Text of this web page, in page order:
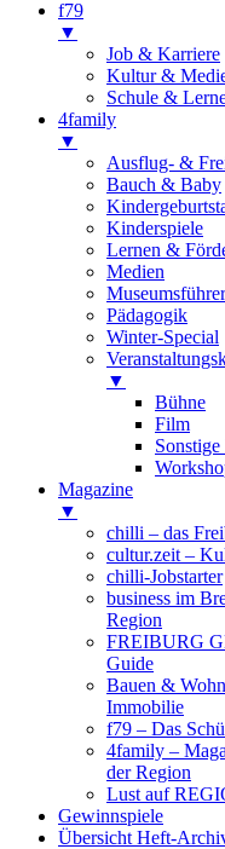
f79
▼
Job & Karriere
Kultur &
Schule &
4family
▼
Ausflug- &
Bauch & Baby
Kinderspiele
Lernen &
Medien
Museumsführer
Pädagogik
Winter-Special
▼
Bühne
Film
Magazine
▼
chilli – das
cultur.zeit –
chilli-Jobstarter
business im
Region
FREIBURG
Guide
Bauen &
Immobilie
f79 – Das
4family –
der Region
Lust auf
Gewinnspiele
Übersicht Heft-